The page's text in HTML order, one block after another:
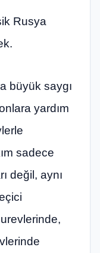
Rusya
büyük saygı
yardım
sadece
değil, aynı